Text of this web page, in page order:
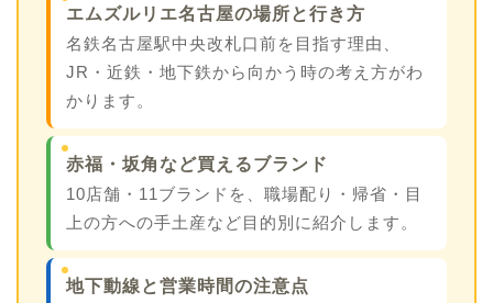
エムズルリエ名古屋の場所と行き方
名鉄名古屋駅中央改札口前を目指す理由、
JR・近鉄・地下鉄から向かう時の考え方がわ
かります。
赤福・坂角など買えるブランド
10店舗・11ブランドを、職場配り・帰省・目
上の方への手土産など目的別に紹介します。
地下動線と営業時間の注意点